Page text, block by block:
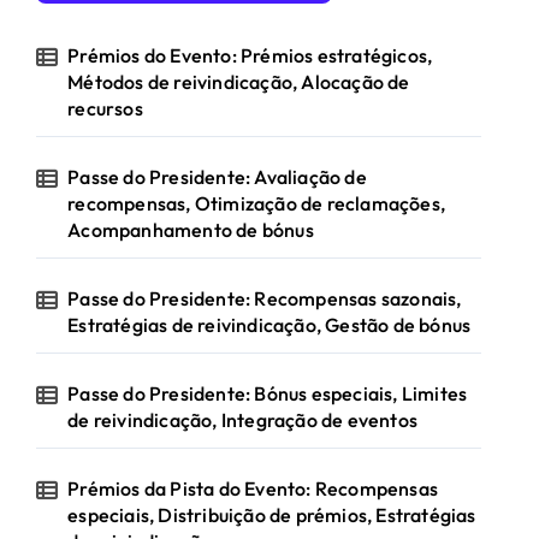
o
:
Prémios do Evento: Prémios estratégicos,
Métodos de reivindicação, Alocação de
recursos
Passe do Presidente: Avaliação de
recompensas, Otimização de reclamações,
Acompanhamento de bónus
Passe do Presidente: Recompensas sazonais,
Estratégias de reivindicação, Gestão de bónus
Passe do Presidente: Bónus especiais, Limites
de reivindicação, Integração de eventos
Prémios da Pista do Evento: Recompensas
especiais, Distribuição de prémios, Estratégias